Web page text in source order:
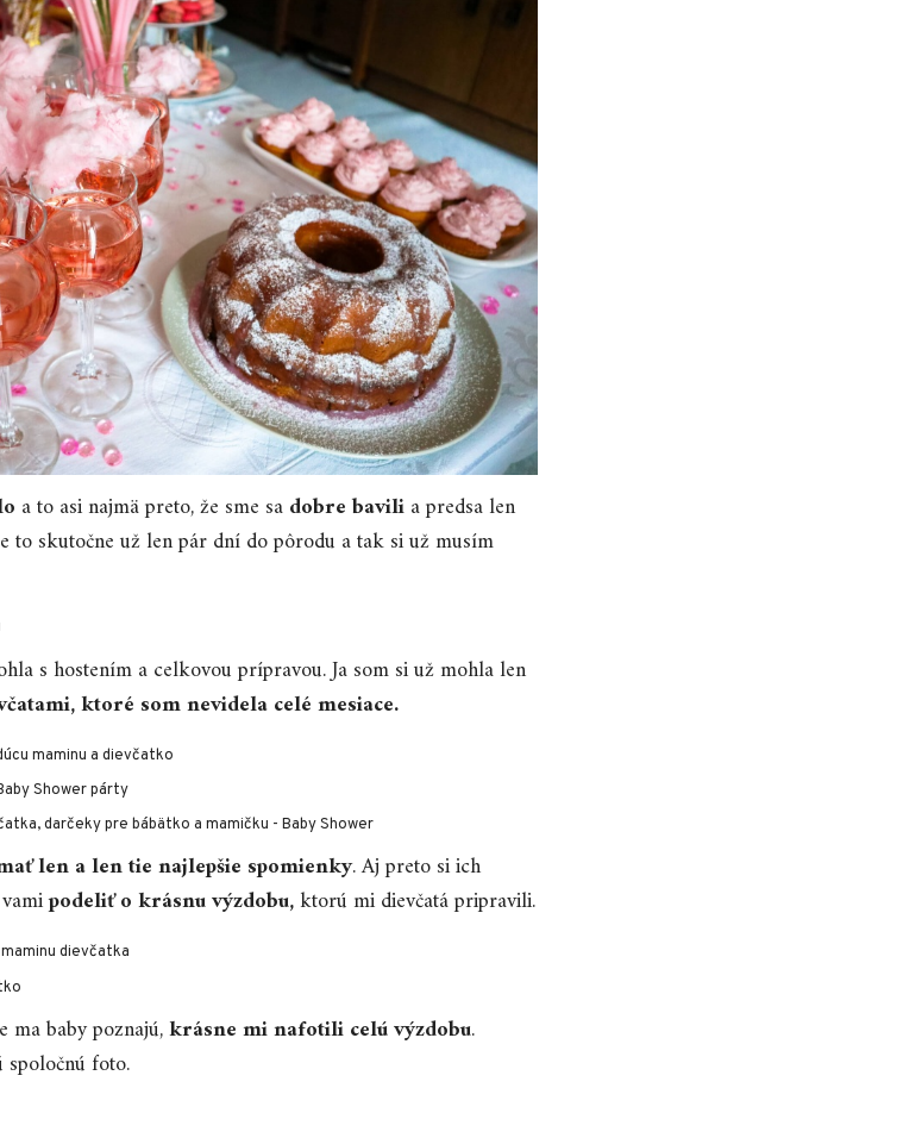
a to asi najmä preto, že sme sadobre bavilia predsa len
to skutočne už len pár dní do pôrodu a tak si už musím
s hostením a celkovou prípravou. Ja som si už mohla len
ktoré som nevidela celé mesiace.
len a len tie najlepšie spomienky. Aj preto si ich
podeliť o krásnu výzdobu,ktorú mi dievčatá pripravili.
ma baby poznajú,krásne mi nafotili celú výzdobu.
foto.